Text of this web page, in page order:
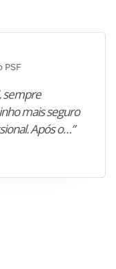
PSF
sempre
mais seguro
Após o…”